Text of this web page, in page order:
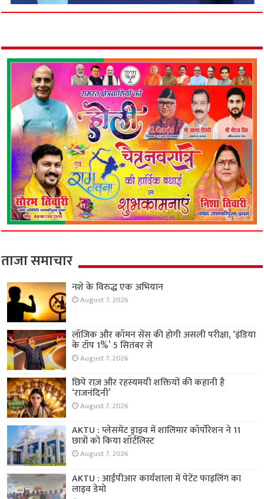
ताजा समाचार
नशे के विरुद्ध एक अभियान
August 7, 2026
लॉजिक और कॉमन सेंस की होगी असली परीक्षा, ‘इंडिया
के टॉप 1%’ 5 सितंबर से
August 7, 2026
छिपे राज़ और रहस्यमयी शक्तियों की कहानी है
‘राजनंदिनी’
August 7, 2026
AKTU : प्लेसमेंट ड्राइव में शालिमार कॉर्पोरेशन ने 11
छात्रों को किया शॉर्टलिस्ट
August 7, 2026
AKTU : आईपीआर कार्यशाला में पेटेंट फाइलिंग का
लाइव डेमो